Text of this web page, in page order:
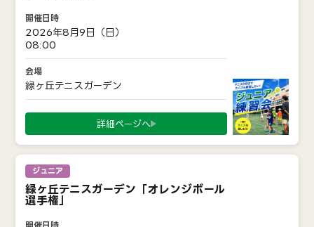
2026年8月9日（日）
08:00
緑ヶ丘テニスガーデン
詳細ページへ
ジュニア
緑ヶ丘テニスガーデン「オレンジボール
選手権」